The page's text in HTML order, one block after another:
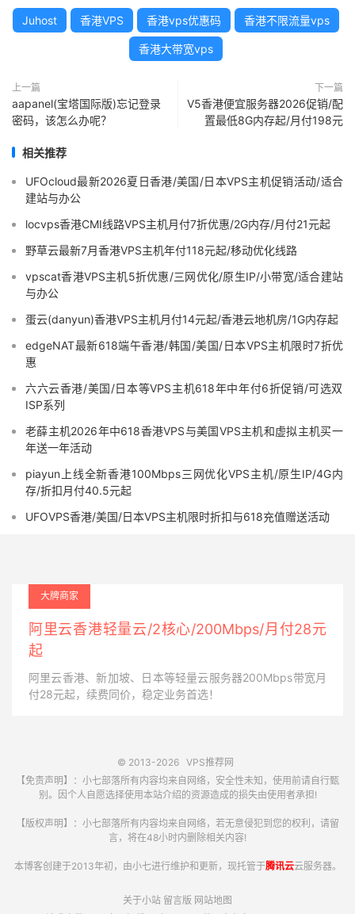
Juhost 香港VPS 香港vps优惠码 香港不限流量vps
香港大带宽vps
上一篇
aapanel(宝塔国际版)忘记登录
密码，该怎么办呢？
下一篇
V5香港便宜服务器2026促销/配
置最低8G内存起/月付198元
相关推荐
UFOcloud最新2026夏日香港/美国/日本VPS主机促销活动/适合
建站与办公
locvps香港CMI线路VPS主机月付7折优惠/2G内存/月付21元起
野草云最新7月香港VPS主机年付118元起/移动优化线路
vpscat香港VPS主机5折优惠/三网优化/原生IP/小带宽/适合建站
与办公
蛋云(danyun)香港VPS主机月付14元起/香港云地机房/1G内存起
edgeNAT最新618端午香港/韩国/美国/日本VPS主机限时7折优
惠
六六云香港/美国/日本等VPS主机618年中年付6折促销/可选双
ISP系列
老薛主机2026年中618香港VPS与美国VPS主机和虚拟主机买一
年送一年活动
piayun上线全新香港100Mbps三网优化VPS主机/原生IP/4G内
存/折扣月付40.5元起
UFOVPS香港/美国/日本VPS主机限时折扣与618充值赠送活动
大牌商家
阿里云香港轻量云/2核心/200Mbps/月付28元
起
阿里云香港、新加坡、日本等轻量云服务器200Mbps带宽月
付28元起，续费同价，稳定业务首选！
© 2013-2026 VPS推荐网
【免责声明】：小七部落所有内容均来自网络，安全性未知，使用前请自行甄
别。因个人自愿选择使用本站介绍的资源造成的损失由使用者承担!
【版权声明】：小七部落所有内容均来自网络，若无意侵犯到您的权利，请留
言，将在48小时内删除相关内容!
本博客创建于2013年初，由小七进行维护和更新，现托管于腾讯云云服务器。
关于小站 留言版 网站地图